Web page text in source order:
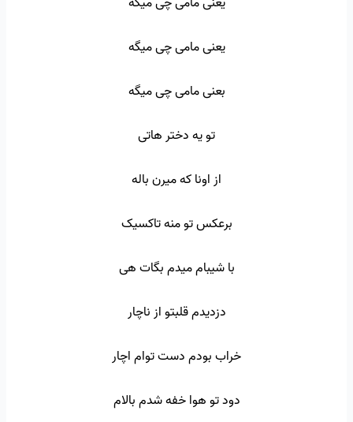
یعنی مامی چی میگه
بعنی مامی چی میگه
تو یه دختر هاتی
از اونا که میرن باله
برعکس تو منه تاکسیک
با شیبام میدم بگات هی
دزدیدم قلبتو از ناچار
خراب بودم دست توام اچار
دود تو هوا خفه شدم بالام